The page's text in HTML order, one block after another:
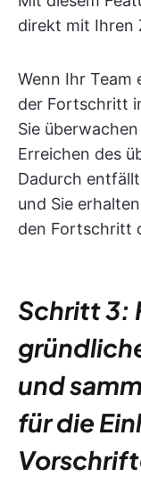
direkt mit Ihren
Wenn Ihr Team
der Fortschritt
Sie
Erreichen des
Dadurch
und Sie
den Fortschritt
Schritt 3:
und
für die